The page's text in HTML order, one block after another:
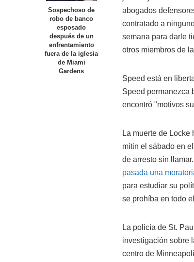
Sospechoso de
robo de banco
esposado
después de un
enfrentamiento
fuera de la iglesia
de Miami
Gardens
abogados
contratado a
semana para darle
otros miembros de
Speed está en
Speed permanezca
encontró "motivos
La muerte de
mitin el sábado en
de arresto sin llamar.
pasada una
para estudiar su
se prohíba en todo
La policía de St.
investigación sobre
centro de